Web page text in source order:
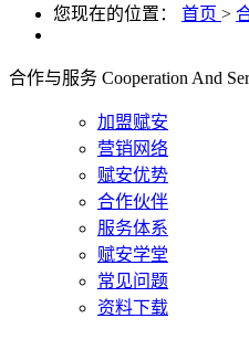
您现在的位置： 首页 >
合作与服务 Cooperation And
加盟赋安
营销网络
赋安优势
合作伙伴
服务体系
赋安学堂
常见问题
资料下载